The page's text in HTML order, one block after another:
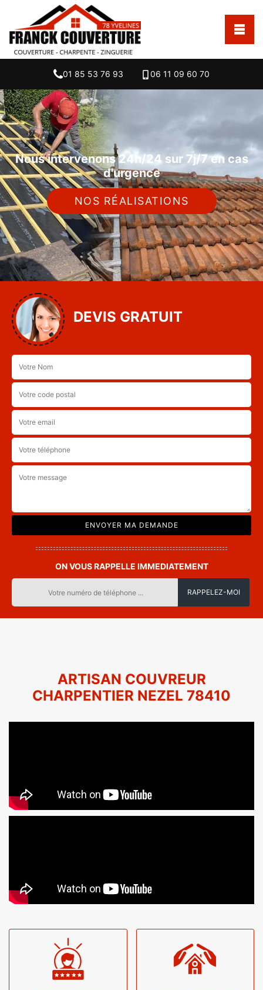
01 85 53 76 93 06 11 09 60 70
Nous intervenons 24h/24 sur 7j/7 en cas
d'urgence
NOS RÉALISATIONS
DEVIS GRATUIT
ON VOUS RAPPELLE IMMEDIATEMENT
ARTISAN COUVREUR
CHARPENTIER NEZEL 78410